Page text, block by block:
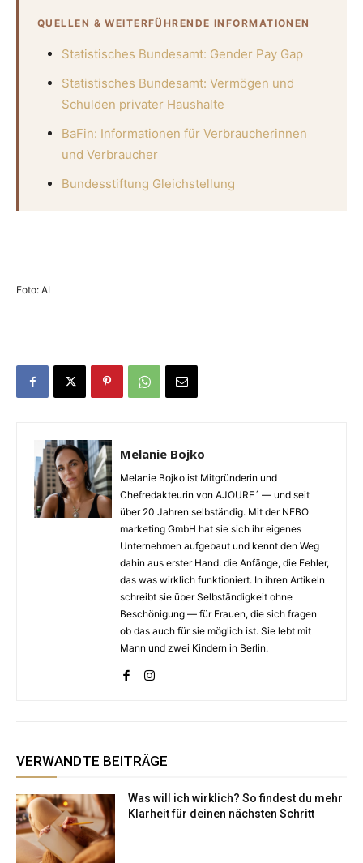
QUELLEN & WEITERFÜHRENDE INFORMATIONEN
Statistisches Bundesamt: Gender Pay Gap
Statistisches Bundesamt: Vermögen und
Schulden privater Haushalte
BaFin: Informationen für Verbraucherinnen
und Verbraucher
Bundesstiftung Gleichstellung
Foto: AI
Melanie Bojko
Melanie Bojko ist Mitgründerin und
Chefredakteurin von AJOURE´ — und seit
über 20 Jahren selbständig. Mit der NEBO
marketing GmbH hat sie sich ihr eigenes
Unternehmen aufgebaut und kennt den Weg
dahin aus erster Hand: die Anfänge, die Fehler,
das was wirklich funktioniert. In ihren Artikeln
schreibt sie über Selbständigkeit ohne
Beschönigung — für Frauen, die sich fragen
ob das auch für sie möglich ist. Sie lebt mit
Mann und zwei Kindern in Berlin.
VERWANDTE BEITRÄGE
Was will ich wirklich? So findest du mehr
Klarheit für deinen nächsten Schritt